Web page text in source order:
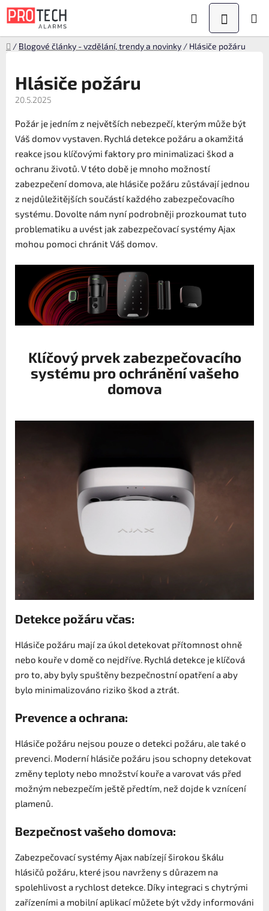
Přejít
na
Hledat
KOŠÍK
Domů
/ Blogové články - vzdělání, trendy a novinky / Hlásiče požáru
Hlásiče požáru
20.5.2025
Požár je jedním z největších nebezpečí, kterým může být
Váš domov vystaven. Rychlá detekce požáru a okamžitá
reakce jsou klíčovými faktory pro minimalizaci škod a
ochranu životů. V této době je mnoho možností
zabezpečení domova, ale hlásiče požáru zůstávají jednou
z nejdůležitějších součástí každého zabezpečovacího
systému. Dovolte nám nyní podrobněji prozkoumat tuto
problematiku a uvést jak zabezpečovací systémy Ajax
mohou pomoci chránit Váš domov.
Klíčový prvek zabezpečovacího
systému pro ochránění vašeho
domova
Detekce požáru včas:
Hlásiče požáru mají za úkol detekovat přítomnost ohně
nebo kouře v domě co nejdříve. Rychlá detekce je klíčová
pro to, aby byly spuštěny bezpečnostní opatření a aby
bylo minimalizováno riziko škod a ztrát.
Prevence a ochrana:
Hlásiče požáru nejsou pouze o detekci požáru, ale také o
prevenci. Moderní hlásiče požáru jsou schopny detekovat
změny teploty nebo množství kouře a varovat vás před
možným nebezpečím ještě předtím, než dojde k vznícení
plamenů.
Bezpečnost vašeho domova:
Zabezpečovací systémy Ajax nabízejí širokou škálu
hlásičů požáru, které jsou navrženy s důrazem na
spolehlivost a rychlost detekce. Díky integraci s chytrými
zařízeními a mobilní aplikací můžete být vždy informováni